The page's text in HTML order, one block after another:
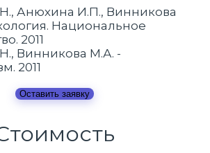
Анюхина И.П., Винникова
Национальное
2011
Винникова М.А. -
2011
Оставить заявку